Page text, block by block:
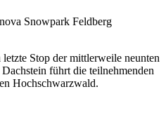
Snowpark Feldberg
Stop der mittlerweile neunten
führt die teilnehmenden
Hochschwarzwald.